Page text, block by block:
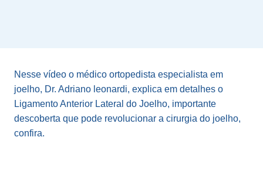
Nesse vídeo o médico ortopedista especialista em
joelho, Dr. Adriano leonardi, explica em detalhes o
Ligamento Anterior Lateral do Joelho, importante
descoberta que pode revolucionar a cirurgia do joelho,
confira.